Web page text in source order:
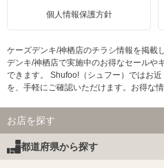
個人情報保護方針
ケーズデンキ/神栖店のチラシ情報を掲載
デンキ/神栖店で実施中のお得なセールや
できます。 Shufoo!（シュフー）ではお
を、手軽にご確認いただけます。お得な
お店を探す
都道府県から探す